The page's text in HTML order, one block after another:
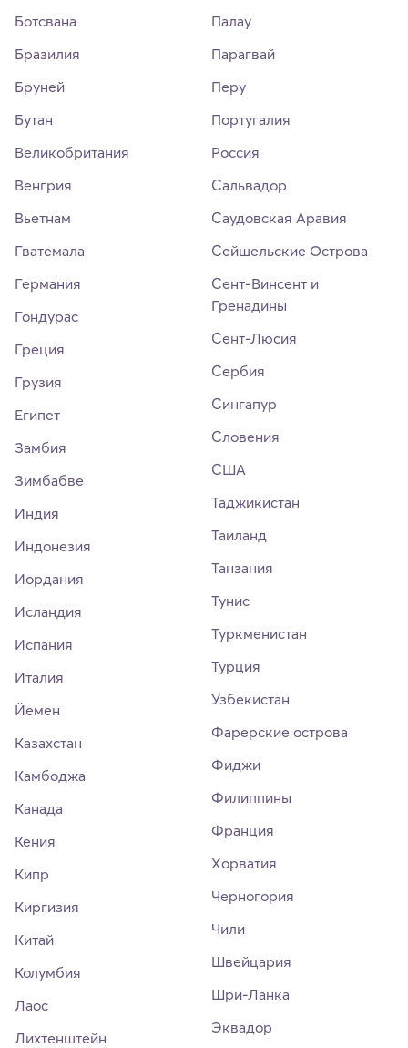
Ботсвана
Бразилия
Бруней
Бутан
Великобритания
Венгрия
Вьетнам
Гватемала
Германия
Гондурас
Греция
Грузия
Египет
Замбия
Зимбабве
Индия
Индонезия
Иордания
Исландия
Испания
Италия
Йемен
Казахстан
Камбоджа
Канада
Кения
Кипр
Киргизия
Китай
Колумбия
Лаос
Лихтенштейн
Палау
Парагвай
Перу
Португалия
Россия
Сальвадор
Саудовская Аравия
Сейшельские Острова
Сент-Винсент и
Гренадины
Сент-Люсия
Сербия
Сингапур
Словения
США
Таджикистан
Таиланд
Танзания
Тунис
Туркменистан
Турция
Узбекистан
Фарерские острова
Фиджи
Филиппины
Франция
Хорватия
Черногория
Чили
Швейцария
Шри-Ланка
Эквадор